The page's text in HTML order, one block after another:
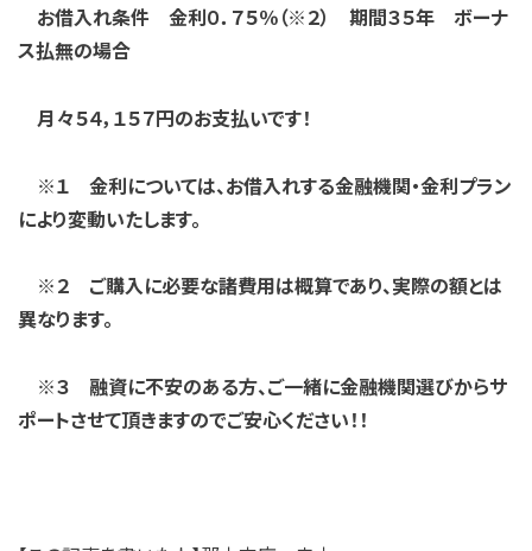
お借入れ条件 金利０．７５％（※２） 期間３５年 ボーナ
ス払無の場合
月々５４，１５７円のお支払いです！
※１ 金利については、お借入れする金融機関・金利プラン
により変動いたします。
※２ ご購入に必要な諸費用は概算であり、実際の額とは
異なります。
※３ 融資に不安のある方、ご一緒に金融機関選びからサ
ポートさせて頂きますのでご安心ください！！